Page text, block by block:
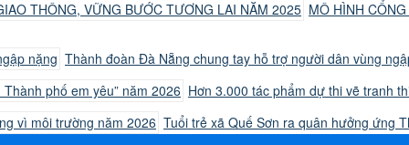
MÔ HÌNH
Thành đoàn Đà Nẵng chung tay hỗ trợ người dân vùng
Hơn 3.000 tác phẩm dự thi vẽ tranh
Tuổi trẻ xã Quế Sơn ra quân hưởng ứng